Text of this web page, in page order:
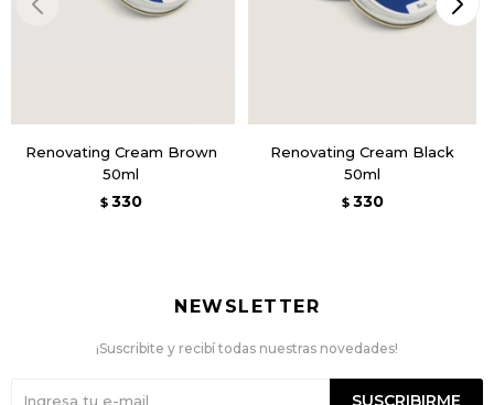
Renovating Cream Brown
50ml
$ 330
Renovating Cream Black
50ml
$ 330
NEWSLETTER
¡Suscribite y recibí todas nuestras novedades!
SUSCRIBIRME